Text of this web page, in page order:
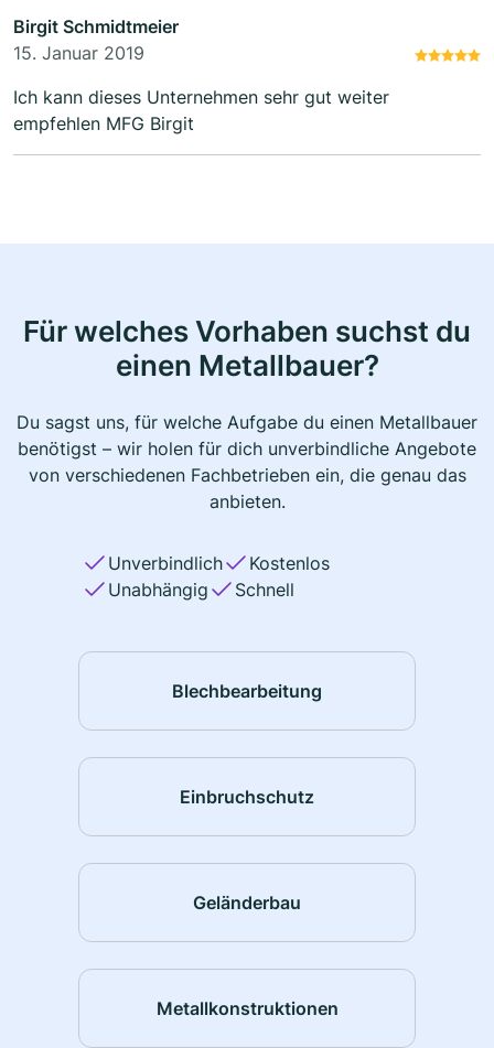
Birgit Schmidtmeier
15. Januar 2019
Ich kann dieses Unternehmen sehr gut weiter
empfehlen MFG Birgit
Für welches Vorhaben suchst du
einen Metallbauer?
Du sagst uns, für welche Aufgabe du einen Metallbauer
benötigst – wir holen für dich unverbindliche Angebote
von verschiedenen Fachbetrieben ein, die genau das
anbieten.
Unverbindlich
Kostenlos
Unabhängig
Schnell
Blechbearbeitung
Einbruchschutz
Geländerbau
Metallkonstruktionen